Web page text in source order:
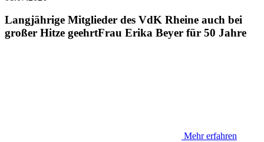
Langjährige Mitglieder des VdK Rheine auch bei
großer Hitze geehrtFrau Erika Beyer für 50 Jahre
Mehr erfahren